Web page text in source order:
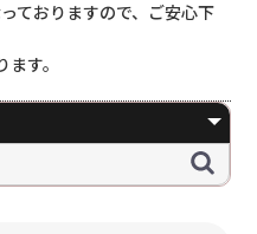
ておりますので、ご安心下
す。